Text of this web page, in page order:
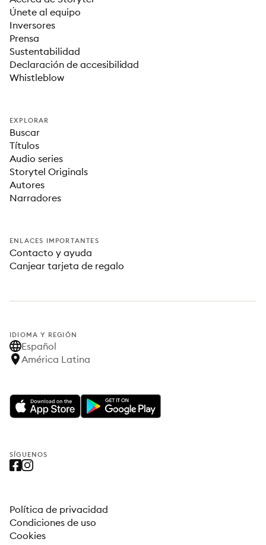
Únete al equipo
Inversores
Prensa
Sustentabilidad
Declaración de accesibilidad
Whistleblow
EXPLORAR
Buscar
Títulos
Audio series
Storytel Originals
Autores
Narradores
ENLACES IMPORTANTES
Contacto y ayuda
Canjear tarjeta de regalo
IDIOMA Y REGIÓN
Español
América Latina
SÍGUENOS
Política de privacidad
Condiciones de uso
Cookies